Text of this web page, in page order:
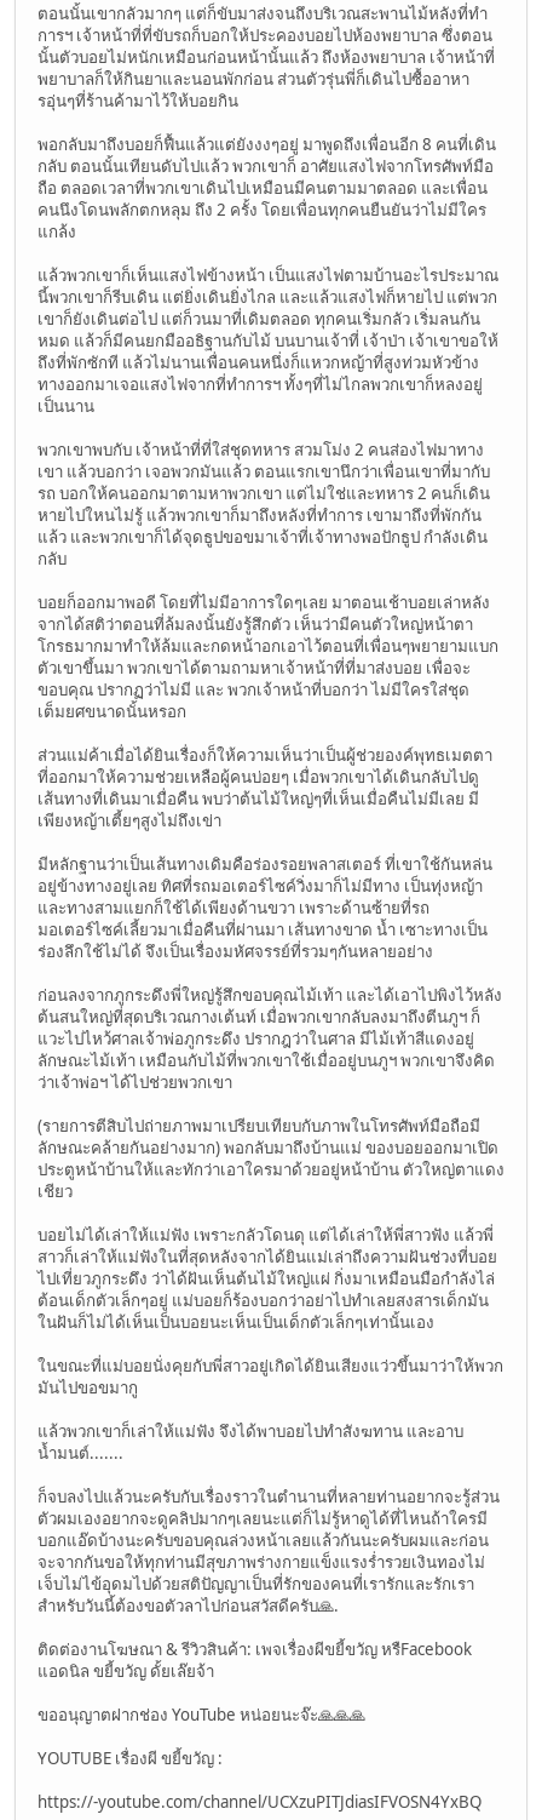
ตอนนั้นเขากลัวมากๆ แต่ก็ขับมาส่งจนถึงบริเวณสะพานไม้หลังที่ทำ
การฯ เจ้าหน้าที่ที่ขับรถก็บอกให้ประคองบอยไปห้องพยาบาล ซึ่งตอน
นั้นตัวบอยไม่หนักเหมือนก่อนหน้านั้นแล้ว ถึงห้องพยาบาล เจ้าหน้าที่
พยาบาลก็ให้กินยาและนอนพักก่อน ส่วนตัวรุ่นพี่ก็เดินไปซื้ออาหา
รอุ่นๆที่ร้านค้ามาไว้ให้บอยกิน
พอกลับมาถึงบอยก็ฟื้นแล้วแต่ยังงงๆอยู่ มาพูดถึงเพื่อนอีก 8 คนที่เดิน
กลับ ตอนนั้นเทียนดับไปแล้ว พวกเขาก็ อาศัยแสงไฟจากโทรศัพท์มือ
ถือ ตลอดเวลาที่พวกเขาเดินไปเหมือนมีคนตามมาตลอด และเพื่อน
คนนึงโดนพลักตกหลุม ถึง 2 ครั้ง โดยเพื่อนทุกคนยืนยันว่าไม่มีใคร
แกล้ง
แล้วพวกเขาก็เห็นแสงไฟข้างหน้า เป็นแสงไฟตามบ้านอะไรประมาณ
นี้พวกเขาก็รีบเดิน แต่ยิ่งเดินยิ่งไกล และแล้วแสงไฟก็หายไป แต่พวก
เขาก็ยังเดินต่อไป แต่ก็วนมาที่เดิมตลอด ทุกคนเริ่มกลัว เริ่มลนกัน
หมด แล้วก็มีคนยกมืออธิฐานกับไม้ บนบานเจ้าที่ เจ้าป่า เจ้าเขาขอให้
ถึงที่พักซักที แล้วไม่นานเพื่อนคนหนึ่งก็แหวกหญ้าที่สูงท่วมหัวข้าง
ทางออกมาเจอแสงไฟจากที่ทำการฯ ทั้งๆที่ไม่ไกลพวกเขาก็หลงอยู่
เป็นนาน
พวกเขาพบกับ เจ้าหน้าที่ที่ใส่ชุดทหาร สวมโม่ง 2 คนส่องไฟมาทาง
เขา แล้วบอกว่า เจอพวกมันแล้ว ตอนแรกเขานึกว่าเพื่อนเขาที่มากับ
รถ บอกให้คนออกมาตามหาพวกเขา แต่ไม่ใช่และทหาร 2 คนก็เดิน
หายไปใหนไม่รู้ แล้วพวกเขาก็มาถึงหลังที่ทำการ เขามาถึงที่พักกัน
แล้ว และพวกเขาก็ได้จุดธูปขอขมาเจ้าที่เจ้าทางพอปักธูป กำลังเดิน
กลับ
บอยก็ออกมาพอดี โดยที่ไม่มีอาการใดๆเลย มาตอนเช้าบอยเล่าหลัง
จากได้สติว่าตอนที่ล้มลงนั้นยังรู้สึกตัว เห็นว่ามีคนตัวใหญ่หน้าตา
โกรธมากมาทำให้ล้มและกดหน้าอกเอาไว้ตอนที่เพื่อนๆพยายามแบก
ตัวเขาขึ้นมา พวกเขาได้ตามถามหาเจ้าหน้าที่ที่มาส่งบอย เพื่อจะ
ขอบคุณ ปรากฏว่าไม่มี และ พวกเจ้าหน้าที่บอกว่า ไม่มีใครใส่ชุด
เต็มยศขนาดนั้นหรอก
ส่วนแม่ค้าเมื่อได้ยินเรื่องก็ให้ความเห็นว่าเป็นผู้ช่วยองค์พุทธเมตตา
ที่ออกมาให้ความช่วยเหลือผู้คนบ่อยๆ เมื่อพวกเขาได้เดินกลับไปดู
เส้นทางที่เดินมาเมื่อคืน พบว่าต้นไม้ใหญ่ๆที่เห็นเมื่อคืนไม่มีเลย มี
เพียงหญ้าเตี้ยๆสูงไม่ถึงเข่า
มีหลักฐานว่าเป็นเส้นทางเดิมคือร่องรอยพลาสเตอร์ ที่เขาใช้กันหล่น
อยู่ข้างทางอยู่เลย ทิศที่รถมอเตอร์ไซค์วิ่งมาก็ไม่มีทาง เป็นทุ่งหญ้า
และทางสามแยกก็ใช้ได้เพียงด้านขวา เพราะด้านซ้ายที่รถ
มอเตอร์ไซค์เลี้ยวมาเมื่อคืนที่ผ่านมา เส้นทางขาด น้ำ เซาะทางเป็น
ร่องลึกใช้ไม่ได้ จึงเป็นเรื่องมหัศจรรย์ที่รวมๆกันหลายอย่าง
ก่อนลงจากภูกระดึงพี่ใหญ่รู้สึกขอบคุณไม้เท้า และได้เอาไปพิงไว้หลัง
ต้นสนใหญ่ที่สุดบริเวณกางเต้นท์ เมื่อพวกเขากลับลงมาถึงตีนภูฯ ก็
แวะไปไหว้ศาลเจ้าพ่อภูกระดึง ปรากฎว่าในศาล มีไม้เท้าสีแดงอยู่
ลักษณะไม้เท้า เหมือนกับไม้ที่พวกเขาใช้เมื่ออยู่บนภูฯ พวกเขาจึงคิด
ว่าเจ้าพ่อฯ ได้ไปช่วยพวกเขา
(รายการตีสิบไปถ่ายภาพมาเปรียบเทียบกับภาพในโทรศัพท์มือถือมี
ลักษณะคล้ายกันอย่างมาก) พอกลับมาถึงบ้านแม่ ของบอยออกมาเปิด
ประตูหน้าบ้านให้และทักว่าเอาใครมาด้วยอยู่หน้าบ้าน ตัวใหญ่ตาแดง
เชียว
บอยไม่ได้เล่าให้แม่ฟัง เพราะกลัวโดนดุ แต่ได้เล่าให้พี่สาวฟัง แล้วพี่
สาวก็เล่าให้แม่ฟังในที่สุดหลังจากได้ยินแม่เล่าถึงความฝันช่วงที่บอย
ไปเที่ยวภูกระดึง ว่าได้ฝันเห็นต้นไม้ใหญ่แผ่ กิ่งมาเหมือนมือกำลังไล่
ต้อนเด็กตัวเล็กๆอยู่ แม่บอยก็ร้องบอกว่าอย่าไปทำเลยสงสารเด็กมัน
ในฝันก็ไม่ได้เห็นเป็นบอยนะเห็นเป็นเด็กตัวเล็กๆเท่านั้นเอง
ในขณะที่แม่บอยนั่งคุยกับพี่สาวอยู่เกิดได้ยินเสียงแว่วขึ้นมาว่าให้พวก
มันไปขอขมากู
แล้วพวกเขาก็เล่าให้แม่ฟัง จึงได้พาบอยไปทำสังฆทาน และอาบ
น้ำมนต์.......
ก็จบลงไปแล้วนะครับกับเรื่องราวในตำนานที่หลายท่านอยากจะรู้ส่วน
ตัวผมเองอยากจะดูคลิปมากๆเลยนะแต่ก็ไม่รู้หาดูได้ที่ไหนถ้าใครมี
บอกแอ๊ดบ้างนะครับขอบคุณล่วงหน้าเลยแล้วกันนะครับผมและก่อน
จะจากกันขอให้ทุกท่านมีสุขภาพร่างกายแข็งแรงร่ำรวยเงินทองไม่
เจ็บไม่ไข้อุดมไปด้วยสติปัญญาเป็นที่รักของคนที่เรารักและรักเรา
สำหรับวันนี้ต้องขอตัวลาไปก่อนสวัสดีครับ🙏.
ติดต่องานโฆษณา & รีวิวสินค้า: เพจเรื่องผีขยี้ขวัญ หรืFacebook
แอดนิล ขยี้ขวัญ ดั้ยเล๊ยจ้า
ขออนุญาตฝากช่อง YouTube หน่อยนะจ๊ะ🙏🙏🙏
YOUTUBE เรื่องผี ขยี้ขวัญ :
https://-youtube.com/channel/UCXzuPITJdiasIFVOSN4YxBQ